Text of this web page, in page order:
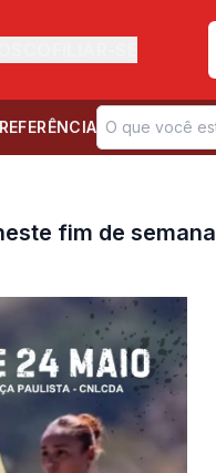
fim de semana